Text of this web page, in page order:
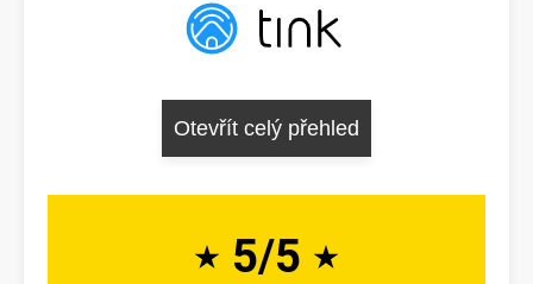
Otevřít celý přehled
5/5